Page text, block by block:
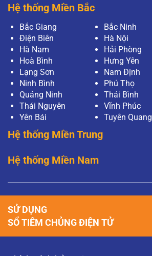
Hệ thống Miền Bắc
Bắc Giang
Bắc Ninh
Điện Biên
Hà Nội
Hà Nam
Hải Phòng
Hoà Bình
Hưng Yên
Lạng Sơn
Nam Định
Ninh Bình
Phú Thọ
Quảng Ninh
Thái Bình
Thái Nguyên
Vĩnh Phúc
Yên Bái
Tuyên Quang
Hệ thống Miền Trung
Hệ thống Miền Nam
SỬ DỤNG
SỔ TIÊM CHỦNG ĐIỆN TỬ